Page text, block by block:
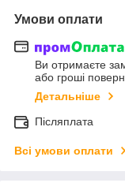
Умови оплати
Ви отримаєте
або гроші
Детальніше
Післяплата
Всі умови оплати